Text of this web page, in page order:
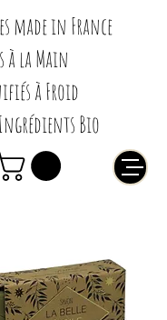
made in France
à la Main
à Froid
Bio